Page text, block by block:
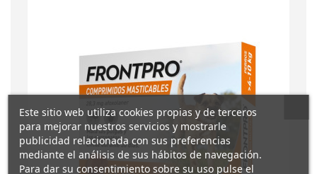
Este sitio web utiliza cookies propias y de terceros
para mejorar nuestros servicios y mostrarle
publicidad relacionada con sus preferencias
mediante el análisis de sus hábitos de navegación.
Para dar su consentimiento sobre su uso pulse el